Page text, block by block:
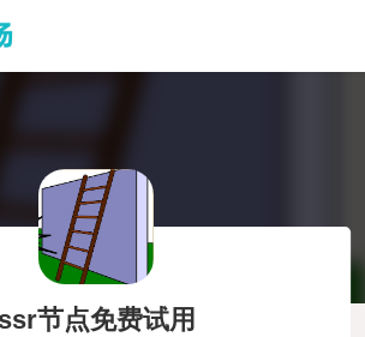
ssr节点免费试用